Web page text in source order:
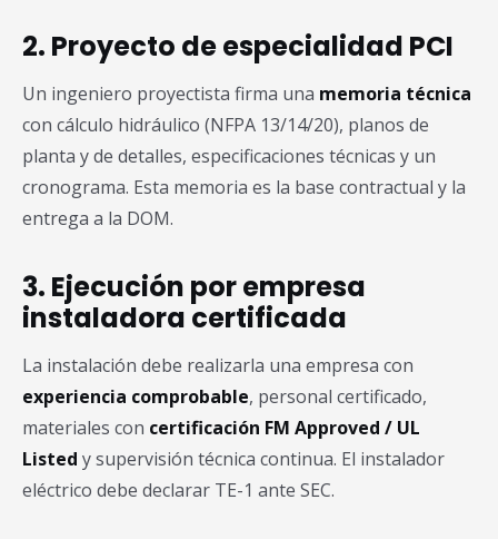
2. Proyecto de especialidad PCI
Un ingeniero proyectista firma una memoria técnica
con cálculo hidráulico (NFPA 13/14/20), planos de
planta y de detalles, especificaciones técnicas y un
cronograma. Esta memoria es la base contractual y la
entrega a la DOM.
3. Ejecución por empresa
instaladora certificada
La instalación debe realizarla una empresa con
experiencia comprobable, personal certificado,
materiales con certificación FM Approved / UL
Listed y supervisión técnica continua. El instalador
eléctrico debe declarar TE-1 ante SEC.